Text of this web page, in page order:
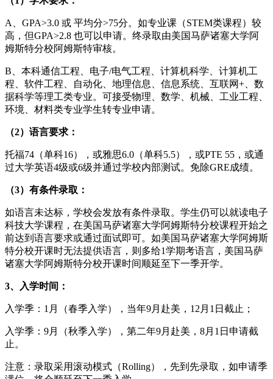
A、GPA>3.0 或 平均分>75分。如专业课（STEM类课程）较
高，但GPA>2.8 也可以申请。终录取由美国马萨诸塞大学阿
姆斯特分校阿姆斯特审核。
B、本科通信工程、电子/电气工程、计算机科学、计算机工
程、软件工程、自动化、地理信息、信息系统、互联网+、数
据科学等理工类专业。可接受物理、数学、机械、工业工程、
环境、材料类专业学生转专业申请。
（2）语言要求：
托福74（单科16），或雅思6.0（单科5.5），或PTE 55，或通
过大学英语4级或6级并通过学校内部测试。免除GRE成绩。
（3）有条件录取：
如语言未达标，学校会发放有条件录取。学生仍可以就读电子
科技大学课程，在美国马萨诸塞大学阿姆斯特分校课程开始之
前达到语言要求或通过面试即可。如美国马萨诸塞大学阿姆斯
特分校开课时无法提供语言，则多给1学期考语言，美国马萨
诸塞大学阿姆斯特分校开课时间顺延至下一季开学。
3、入学时间：
入学季：1月（春季入学），当年9月赴美，12月1日截止；
入学季：9月（秋季入学），第二年9月赴美，8月1日申请截
止。
注意：录取采用滚动模式（Rolling），先到先录取，如申请季